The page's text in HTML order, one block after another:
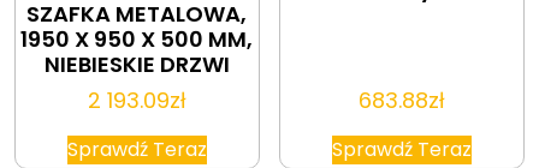
SZAFKA METALOWA,
1950 X 950 X 500 MM,
NIEBIESKIE DRZWI
2 193.09zł
Sprawdź Teraz
683.88zł
Sprawdź Teraz